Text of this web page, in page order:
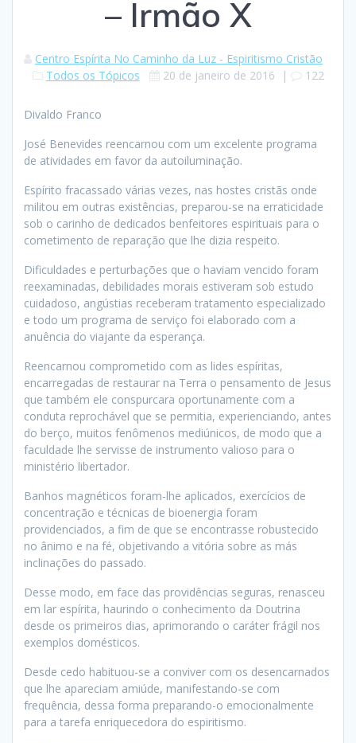
– Irmão X
Centro Espírita No Caminho da Luz - Espiritismo Cristão
Todos os Tópicos
20 de janeiro de 2016 | 122
Divaldo Franco
José Benevides reencarnou com um excelente programa
de atividades em favor da autoiluminação.
Espírito fracassado várias vezes, nas hostes cristãs onde
militou em outras existências, preparou-se na erraticidade
sob o carinho de dedicados benfeitores espirituais para o
cometimento de reparação que lhe dizia respeito.
Dificuldades e perturbações que o haviam vencido foram
reexaminadas, debilidades morais estiveram sob estudo
cuidadoso, angústias receberam tratamento especializado
e todo um programa de serviço foi elaborado com a
anuência do viajante da esperança.
Reencarnou comprometido com as lides espíritas,
encarregadas de restaurar na Terra o pensamento de Jesus
que também ele conspurcara oportunamente com a
conduta reprochável que se permitia, experienciando, antes
do berço, muitos fenômenos mediúnicos, de modo que a
faculdade lhe servisse de instrumento valioso para o
ministério libertador.
Banhos magnéticos foram-lhe aplicados, exercícios de
concentração e técnicas de bioenergia foram
providenciados, a fim de que se encontrasse robustecido
no ânimo e na fé, objetivando a vitória sobre as más
inclinações do passado.
Desse modo, em face das providências seguras, renasceu
em lar espírita, haurindo o conhecimento da Doutrina
desde os primeiros dias, aprimorando o caráter frágil nos
exemplos domésticos.
Desde cedo habituou-se a conviver com os desencarnados
que lhe apareciam amiúde, manifestando-se com
frequência, dessa forma preparando-o emocionalmente
para a tarefa enriquecedora do espiritismo.